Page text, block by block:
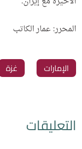
المحرر: عمار الكاتب
‏الإمارات ‏غزة
التعليقات